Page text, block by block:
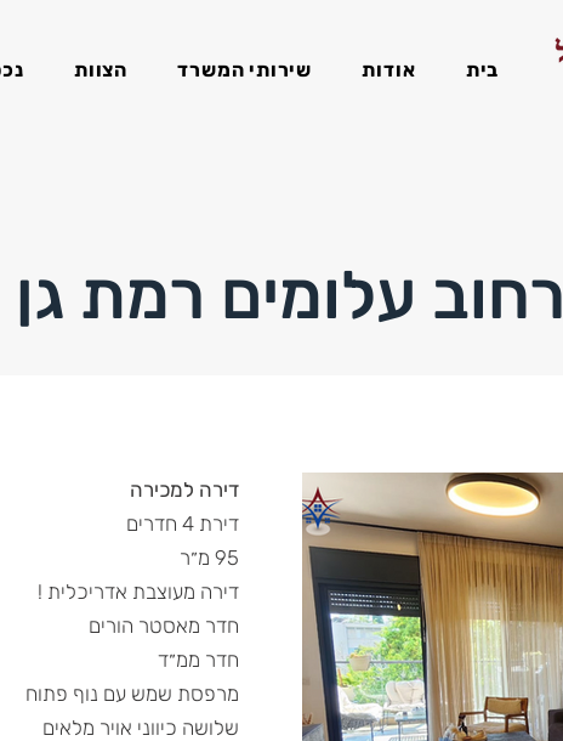
בית אודות שירותי המשרד הצוות
רחוב עלומים רמת גן
דירה למכירה
דירת 4 חדרים
95 מ״ר
דירה מעוצבת אדריכלית !
חדר מאסטר הורים
חדר ממ״ד
מרפסת שמש עם נוף פתוח
שלושה כיווני אויר מלאים